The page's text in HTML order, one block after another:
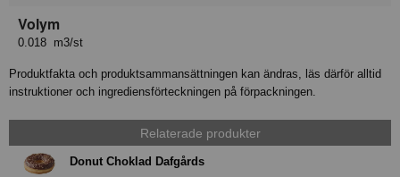
Volym
0.018 m3/st
Produktfakta och produktsammansättningen kan ändras, läs därför alltid
instruktioner och ingrediensförteckningen på förpackningen.
Relaterade produkter
Donut Choklad Dafgårds